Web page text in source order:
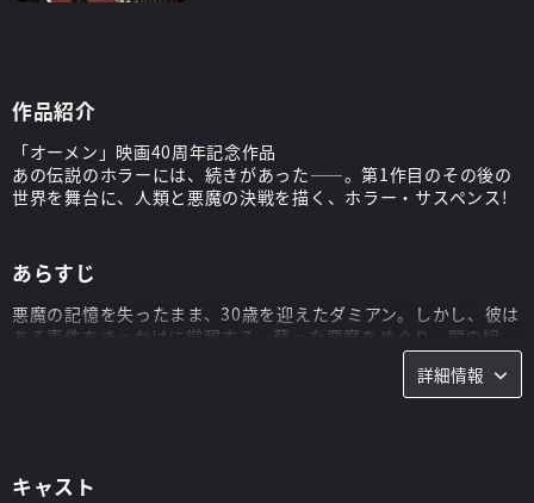
作品紹介
「オーメン」映画40周年記念作品
あの伝説のホラーには、続きがあった――。第1作目のその後の
世界を舞台に、人類と悪魔の決戦を描く、ホラー・サスペンス!
あらすじ
悪魔の記憶を失ったまま、30歳を迎えたダミアン。しかし、彼は
ある事件をきっかけに覚醒する。蘇った悪魔をめぐり、闇の組
織、一人の刑事、そしてバチカンを巻き込んだ戦争が始まる!
伝説のホラー「オーメン」が「ウォーキング・デッド」のクリエ
ータによってTVシリーズ化!名作の魅力はそのままに、現代的で
ドリー・ジェームズ。
詳細情報
キャスト